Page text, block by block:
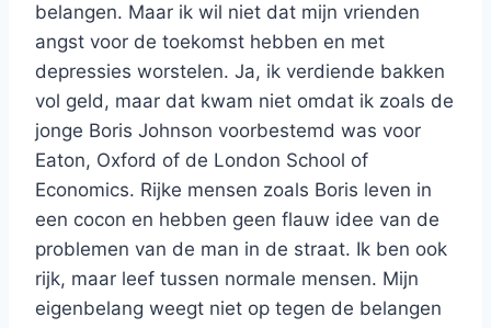
belangen. Maar ik wil niet dat mijn vrienden
angst voor de toekomst hebben en met
depressies worstelen. Ja, ik verdiende bakken
vol geld, maar dat kwam niet omdat ik zoals de
jonge Boris Johnson voorbestemd was voor
Eaton, Oxford of de London School of
Economics. Rijke mensen zoals Boris leven in
een cocon en hebben geen flauw idee van de
problemen van de man in de straat. Ik ben ook
rijk, maar leef tussen normale mensen. Mijn
eigenbelang weegt niet op tegen de belangen